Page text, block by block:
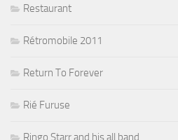
Restaurant
Rétromobile 2011
Return To Forever
Rié Furuse
Ringo Starr and his all band